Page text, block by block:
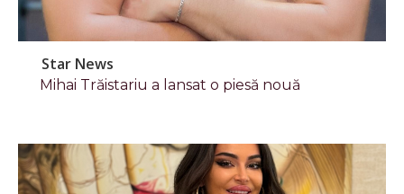
Star News
Mihai Trăistariu a lansat o piesă nouă